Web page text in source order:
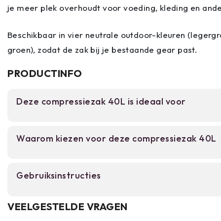
je meer plek overhoudt voor voeding, kleding en
Beschikbaar in vier neutrale outdoor-kleuren
groen), zodat de zak bij je bestaande gear past.
PRODUCTINFO
Deze compressiezak 40L is ideaal voor
slaapzak en dekens compact en droog willen
Waarom kiezen voor deze compressiezak 40L
Waterbestendig 420D nylon beschermt je
Compressieriemen maken alles extra
Gebruiksinstructies
Vul de zak met je slaapzak, deken of andere
trekkoord aan de bovenkant goed af. Gebruik
VEELGESTELDE VRAGEN